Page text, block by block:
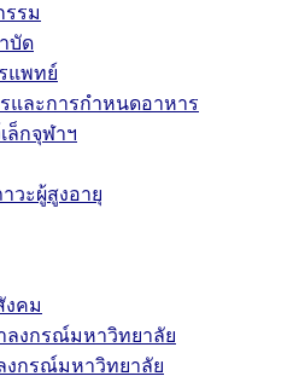
รรม
บัด
แพทย์
และการกำหนดอาหาร
ล็กจุฬาฯ
วะผู้สูงอายุ
งคม
ลงกรณ์มหาวิทยาลัย
งกรณ์มหาวิทยาลัย